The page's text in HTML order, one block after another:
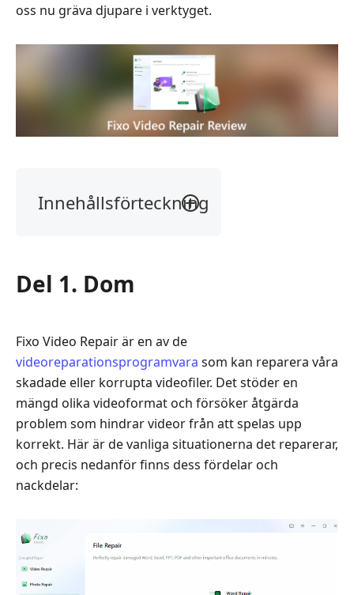
oss nu gräva djupare i verktyget.
Innehållsförteckning
Del
Del
3.
Test
Del
4.
Begränsningar
Del
Del 1. Dom
Fixo Video Repair är en av de
videoreparationsprogramvara som kan reparera våra
skadade eller korrupta videofiler. Det stöder en
mängd olika videoformat och försöker åtgärda
problem som hindrar videor från att spelas upp
korrekt. Här är de vanliga situationerna det reparerar,
och precis nedanför finns dess fördelar och
nackdelar: